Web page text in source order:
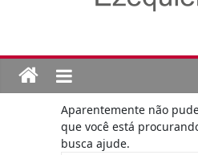
Aparentemente não
que você está
busca ajude.